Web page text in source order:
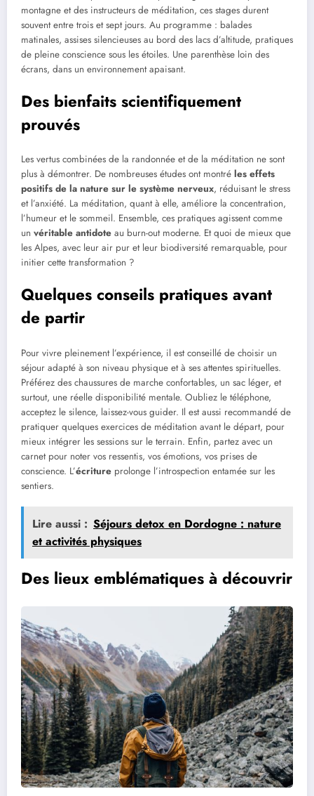
montagne et des instructeurs de méditation, ces stages durent
souvent entre trois et sept jours. Au programme : balades
matinales, assises silencieuses au bord des lacs d’altitude, pratiques
de pleine conscience sous les étoiles. Une parenthèse loin des
écrans, dans un environnement apaisant.
Des bienfaits scientifiquement
prouvés
Les vertus combinées de la randonnée et de la méditation ne sont
plus à démontrer. De nombreuses études ont montré les effets
positifs de la nature sur le système nerveux, réduisant le stress
et l’anxiété. La méditation, quant à elle, améliore la concentration,
l’humeur et le sommeil. Ensemble, ces pratiques agissent comme
un véritable antidote au burn-out moderne. Et quoi de mieux que
les Alpes, avec leur air pur et leur biodiversité remarquable, pour
initier cette transformation ?
Quelques conseils pratiques avant
de partir
Pour vivre pleinement l’expérience, il est conseillé de choisir un
séjour adapté à son niveau physique et à ses attentes spirituelles.
Préférez des chaussures de marche confortables, un sac léger, et
surtout, une réelle disponibilité mentale. Oubliez le téléphone,
acceptez le silence, laissez-vous guider. Il est aussi recommandé de
pratiquer quelques exercices de méditation avant le départ, pour
mieux intégrer les sessions sur le terrain. Enfin, partez avec un
carnet pour noter vos ressentis, vos émotions, vos prises de
conscience. L’écriture prolonge l’introspection entamée sur les
sentiers.
Lire aussi : Séjours detox en Dordogne : nature
et activités physiques
Des lieux emblématiques à découvrir